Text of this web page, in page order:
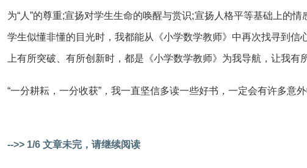
为“人”的尊重;宣扬对学生生命的唤醒与赏识;宣扬人格平等基础上的
学生似懂非懂的目光时，我都能从《小学数学教师》中再次找寻到
上有所突破、有所创新时，都是《小学数学教师》为我导航，让我有
“一分耕耘，一分收获”，我一直坚信多读一些好书，一定会有许多意
-->> 1/6 文章未完，请继续阅读